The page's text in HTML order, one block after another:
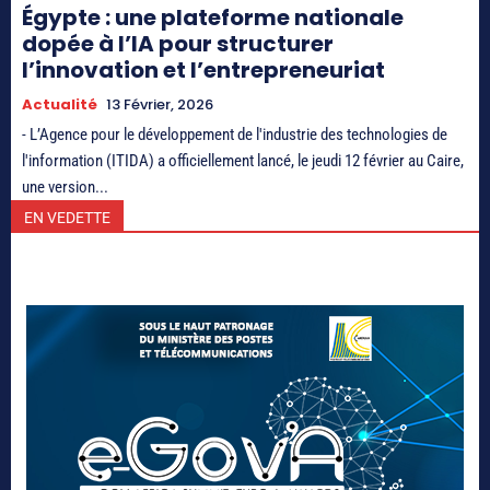
Égypte : une plateforme nationale
dopée à l’IA pour structurer
l’innovation et l’entrepreneuriat
Actualité 13 Février, 2026
- L’Agence pour le développement de l'industrie des technologies de
l'information (ITIDA) a officiellement lancé, le jeudi 12 février au Caire,
une version...
EN VEDETTE